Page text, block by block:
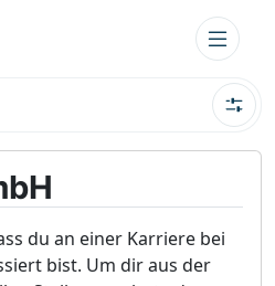
du an einer Karriere bei
bist. Um dir aus der